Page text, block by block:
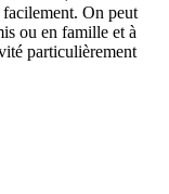
facilement. On peut
ou en famille et à
particulièrement